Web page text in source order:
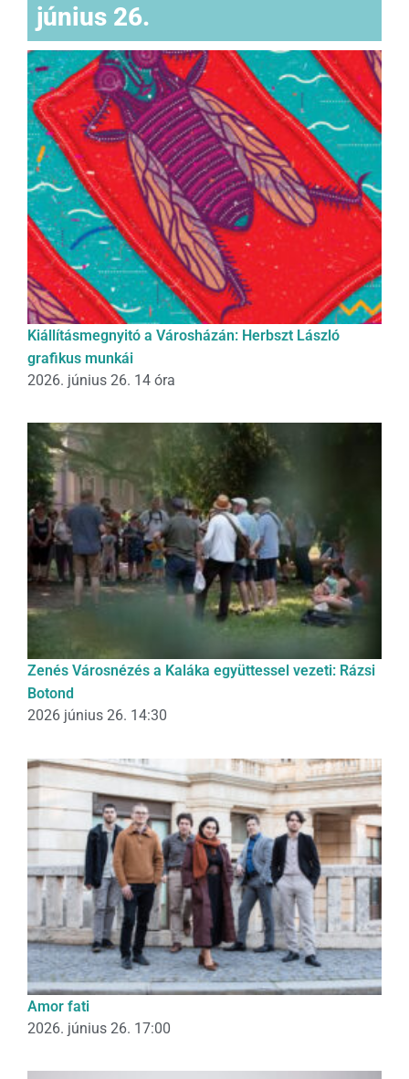
június 26.
Kiállításmegnyitó a Városházán: Herbszt László
grafikus munkái
2026. június 26. 14 óra
Zenés Városnézés a Kaláka együttessel vezeti: Rázsi
Botond
2026 június 26. 14:30
Amor fati
2026. június 26. 17:00